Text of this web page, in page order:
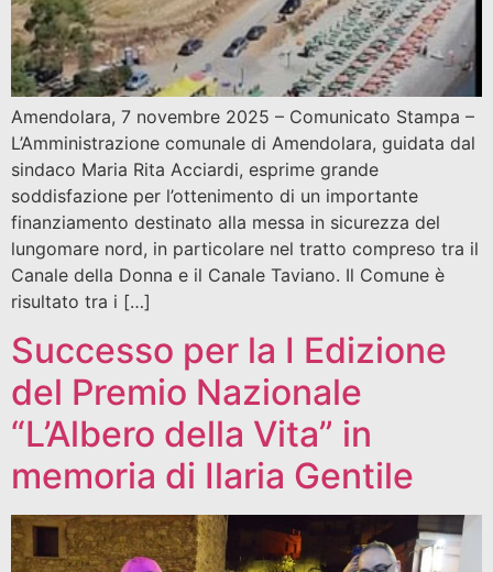
Amendolara, 7 novembre 2025 – Comunicato Stampa –
L’Amministrazione comunale di Amendolara, guidata dal
sindaco Maria Rita Acciardi, esprime grande
soddisfazione per l’ottenimento di un importante
finanziamento destinato alla messa in sicurezza del
lungomare nord, in particolare nel tratto compreso tra il
Canale della Donna e il Canale Taviano. Il Comune è
risultato tra i […]
Successo per la I Edizione
del Premio Nazionale
“L’Albero della Vita” in
memoria di Ilaria Gentile